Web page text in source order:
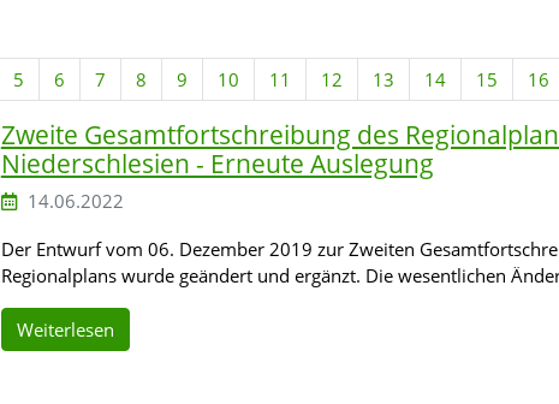
5 6 7 8 9 10 11 12 13 14 15 16
Zweite Gesamtfortschreibung des
Niederschlesien - Erneute Auslegung
14.06.2022
Der Entwurf vom 06. Dezember 2019 zur Zweiten
Regionalplans wurde geändert und ergänzt. Die wesentlichen
Weiterlesen